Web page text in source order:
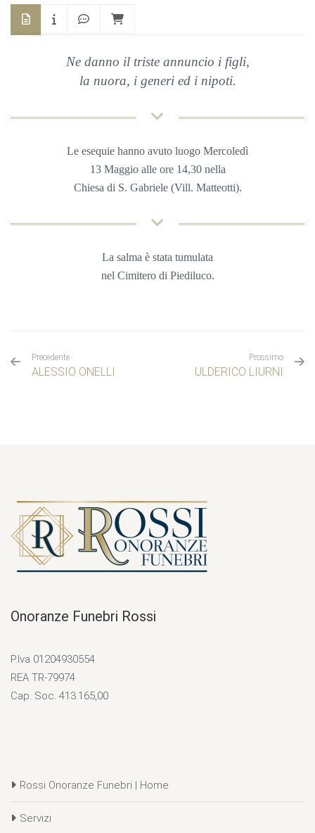
Ne danno il triste annuncio i figli,
la nuora, i generi ed i nipoti.
Le esequie hanno avuto luogo Mercoledì
13 Maggio alle ore 14,30 nella
Chiesa di S. Gabriele (Vill. Matteotti).
La salma è stata tumulata
nel Cimitero di Piediluco.
Precedente
ALESSIO ONELLI
Prossimo
ULDERICO LIURNI
Onoranze Funebri Rossi
P.Iva 01204930554
REA TR-79974
Cap. Soc. 413.165,00
Rossi Onoranze Funebri | Home
Servizi